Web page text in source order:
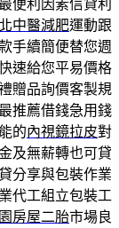
便利因素信貸利
中醫減肥運動跟
手續簡便替您週
速給您平易價格
贈品詢價客製規
推薦借錢急用錢
的內視鏡拉皮對
及無薪轉也可貸
分享與包裝作業
代工組立包裝工
房屋二胎市場良